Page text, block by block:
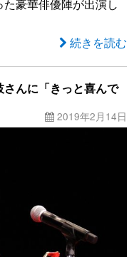
豪華俳優陣が出演し
続きを読む
んに「きっと喜んで
2019年2月14日